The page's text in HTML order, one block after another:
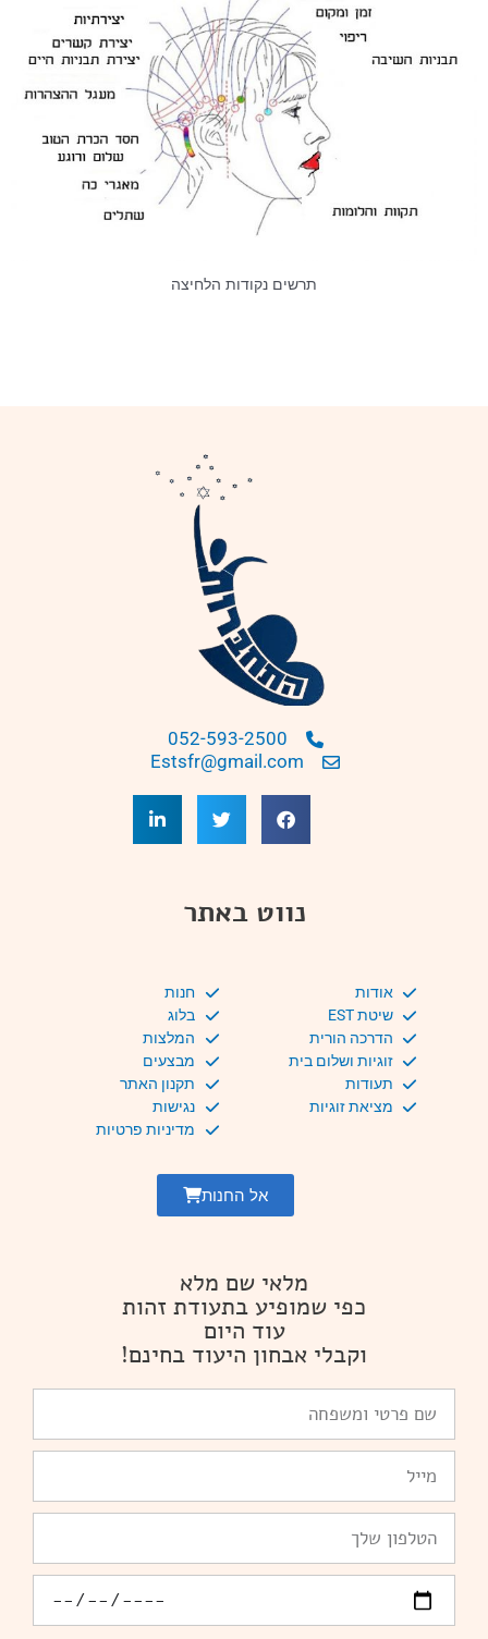
תרשים נקודות הלחיצה
052-593-2500
Estsfr@gmail.com
נווט באתר
אודות
שיטת EST
הדרכה הורית
זוגיות ושלום בית
תעודות
מציאת זוגיות
חנות
בלוג
המלצות
מבצעים
תקנון האתר
נגישות
מדיניות פרטיות
אל החנות
מלאי שם מלא
כפי שמופיע בתעודת זהות
עוד היום
וקבלי אבחון היעוד בחינם!
פרטי
ומשפחה